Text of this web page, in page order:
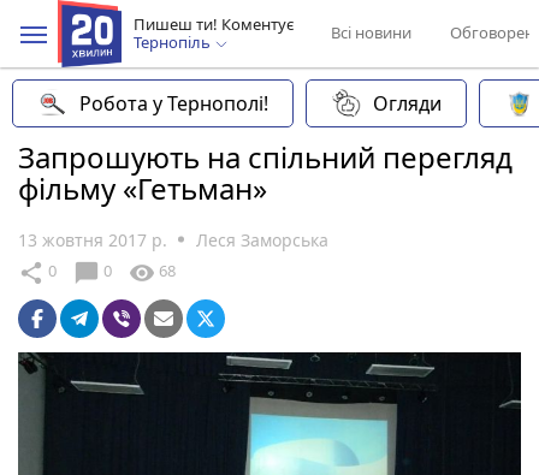
Пишеш ти! Коментує
Тернопіль
Всі новини
Робота у Тернополі! Огляди
Запрошують на спільний перегляд
фільму «Гетьман»
13 жовтня 2017 р. Леся Заморська
share 0 chat_bubble 0 visibility 68